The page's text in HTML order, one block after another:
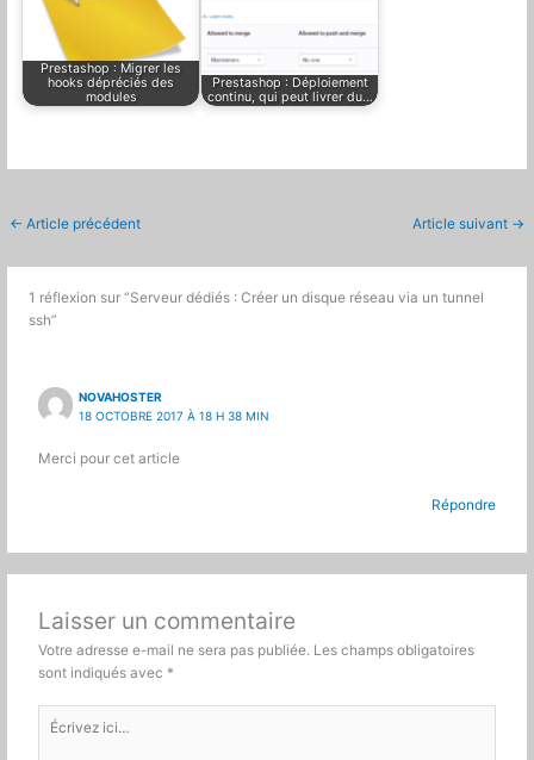
Prestashop : Migrer les
hooks dépréciés des
modules
Prestashop : Déploiement
continu, qui peut livrer du…
← Article précédent Article suivant →
1 réflexion sur “Serveur dédiés : Créer un disque réseau via un tunnel
ssh”
NOVAHOSTER
18 OCTOBRE 2017 À 18 H 38 MIN
Merci pour cet article
Répondre
Laisser un commentaire
Votre adresse e-mail ne sera pas publiée. Les champs obligatoires
sont indiqués avec *
Écrivez
ici…